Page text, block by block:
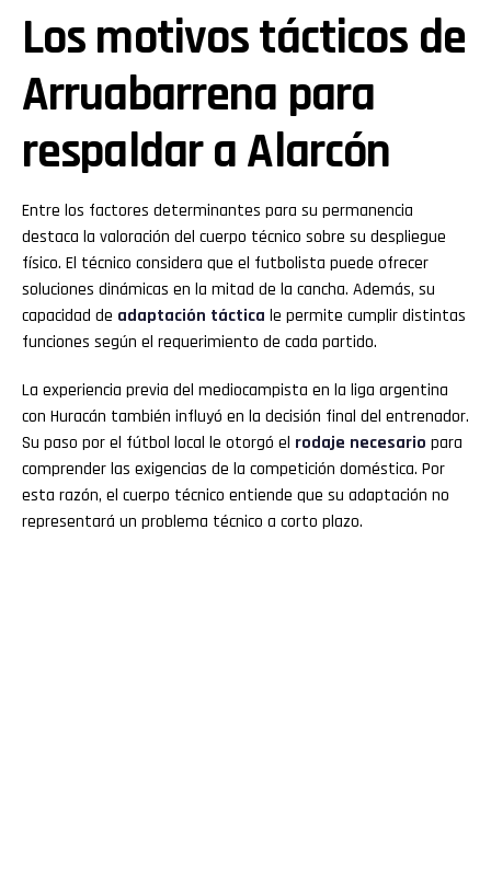
Los motivos tácticos de
Arruabarrena para
respaldar a Alarcón
Entre los factores determinantes para su permanencia
destaca la valoración del cuerpo técnico sobre su despliegue
físico. El técnico considera que el futbolista puede ofrecer
soluciones dinámicas en la mitad de la cancha. Además, su
capacidad de adaptación táctica le permite cumplir distintas
funciones según el requerimiento de cada partido.
La experiencia previa del mediocampista en la liga argentina
con Huracán también influyó en la decisión final del entrenador.
Su paso por el fútbol local le otorgó el rodaje necesario para
comprender las exigencias de la competición doméstica. Por
esta razón, el cuerpo técnico entiende que su adaptación no
representará un problema técnico a corto plazo.